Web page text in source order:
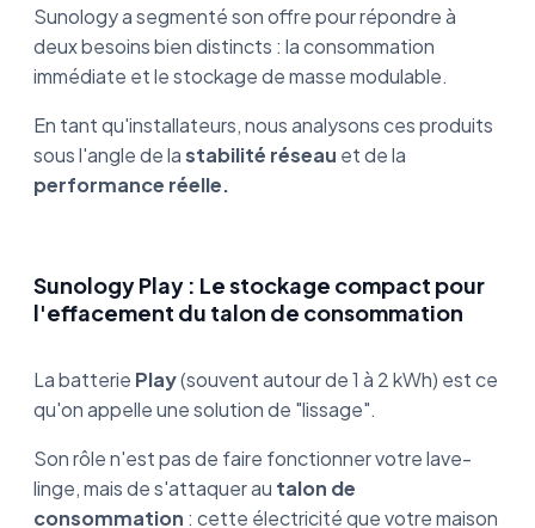
Sunology a segmenté son offre pour répondre à
deux besoins bien distincts : la consommation
immédiate et le stockage de masse modulable.
En tant qu'installateurs, nous analysons ces produits
sous l'angle de lastabilité réseau et de la
performance réelle.
Sunology Play : Le stockage compact pour
l'effacement du talon de consommation
La batterie Play(souvent autour de 1 à 2 kWh) est ce
qu'on appelle une solution de "lissage".
Son rôle n'est pas de faire fonctionner votre lave-
linge, mais de s'attaquer au talon de
consommation : cette électricité que votre maison